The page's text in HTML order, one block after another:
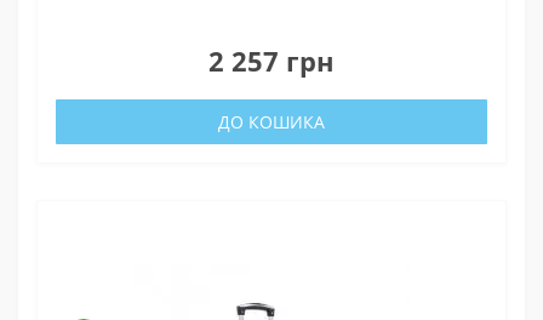
2 257 грн
ДО КОШИКА